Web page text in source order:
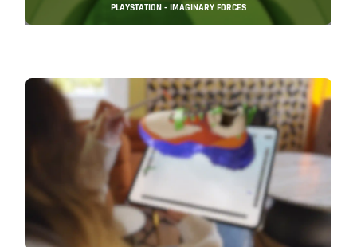
PLAYSTATION - IMAGINARY FORCES